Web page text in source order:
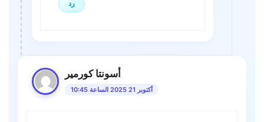
رد
أسونتا كورمير
أكتوبر 21 2025 الساعة 10:45